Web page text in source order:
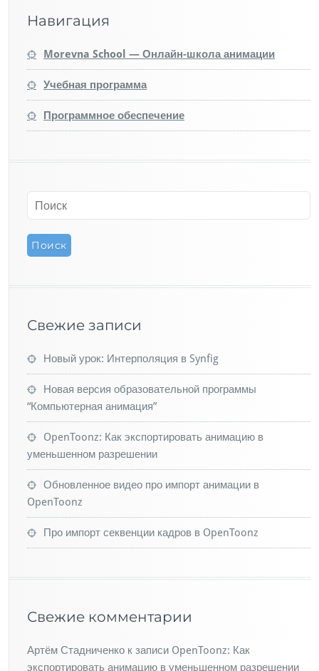
Навигация
Morevna School — Онлайн-школа анимации
Учебная программа
Программное обеспечение
Свежие записи
Новый урок: Интерполяция в Synfig
Новая версия образовательной программы
“Компьютерная анимация”
OpenToonz: Как экспортировать анимацию в
уменьшенном разрешении
Обновленное видео про импорт анимации в
OpenToonz
Про импорт секвенции кадров в OpenToonz
Свежие комментарии
Артём Стадниченко к записи OpenToonz: Как
экспортировать анимацию в уменьшенном разрешении